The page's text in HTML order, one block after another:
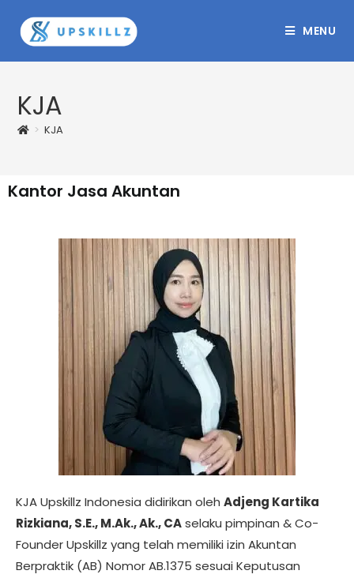
MENU
KJA
> KJA
Kantor Jasa Akuntan
KJA Upskillz Indonesia didirikan oleh Adjeng Kartika
Rizkiana, S.E., M.Ak., Ak., CAselaku pimpinan & Co-
Founder Upskillz yang telah memiliki izin Akuntan
Berpraktik (AB) Nomor AB.1375 sesuai Keputusan